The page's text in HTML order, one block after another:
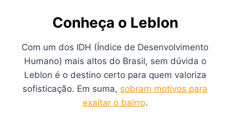
Conheça o Leblon
Com um dos IDH (Índice de Desenvolvimento
Humano) mais altos do Brasil, sem dúvida o
Leblon é o destino certo para quem valoriza
sofisticação. Em suma, sobram motivos para
exaltar o bairro.